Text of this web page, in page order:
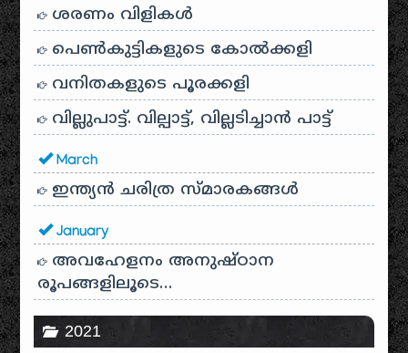
ശരണം വിളികൾ
പെൺകുട്ടികളുടെ കോൽക്കളി
വനിതകളുടെ പൂരക്കളി
വില്ലുപാട്ട്. വില്പാട്ട്, വില്ലടിച്ചാൻ പാട്ട്
March
ഇന്ത്യൻ ചരിത്ര സ്മാരകങ്ങൾ
January
അവഹേളനം അനുഷ്ഠാന
രൂപങ്ങളിലൂടെ…
2021